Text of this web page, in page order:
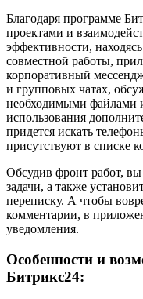
Благодаря программе
проектами и
эффективности,
совместной работы,
корпоративный
и групповых чатах,
необходимыми файлами
использования
придется искать
присутствуют в списке
Обсудив фронт работ, вы
задачи, а также
переписку. А чтобы
комментарии, в
уведомления.
Особенности и
Битрикс24: